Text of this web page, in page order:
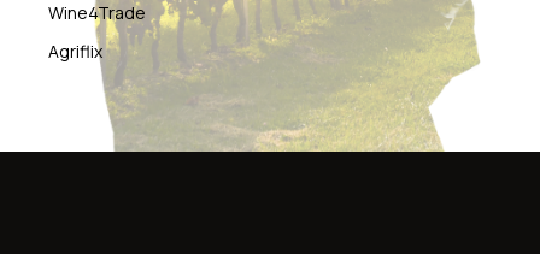
Wine4Trade
Agriflix